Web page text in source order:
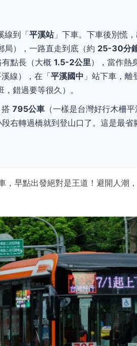
線到「平溪站」下車。下車後別慌
局），一路直走到底（約 25-30分
點長（大概 1.5-2公里），當作熱
溪線），在「平溪國中 」站下車，
，錯過要等很久）。
795公車 （一樣是台灣好行木柵
段右轉過橋就到登山口了。這是最
，早點出發絕對是王道！避開人潮，